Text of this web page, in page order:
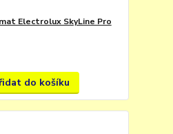
Electrolux SkyLine Pro
do košíku